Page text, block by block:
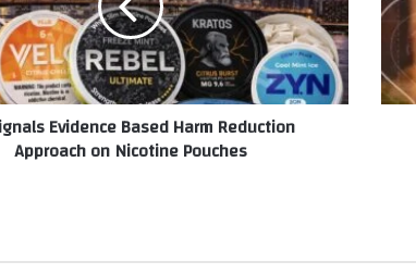
g
n
a
s
c
Evidence Based Harm Reduction
Approach on Nicotine Pouches